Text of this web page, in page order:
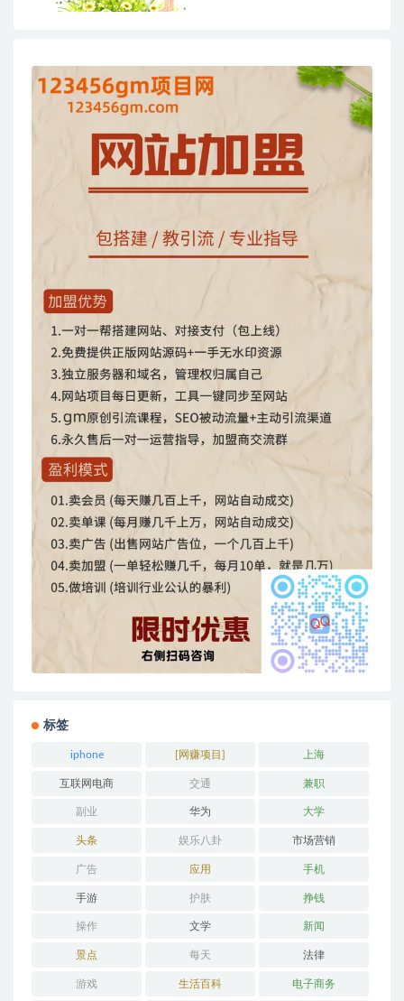
标签
iphone [网赚项目] 上海
互联网电商 交通 兼职
副业 华为 大学
头条 娱乐八卦 市场营销
广告 应用 手机
手游 护肤 挣钱
操作 文学 新闻
景点 每天 法律
游戏 生活百科 电子商务